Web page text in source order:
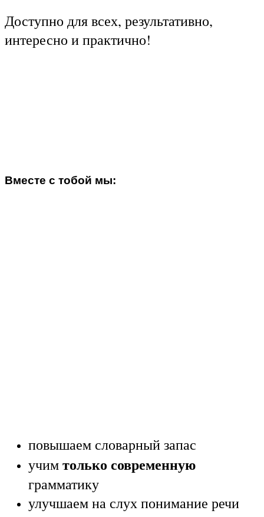
Доступно для всех, результативно,
интересно и практично!
Вместе с тобой мы:
повышаем словарный запас
учимтолько современную
грамматику
улучшаем на слух понимание речи